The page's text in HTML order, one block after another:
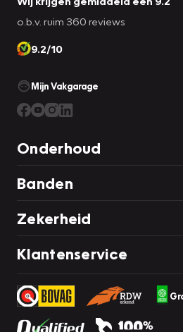
o.b.v. ruim 360 reviews
9.2/10
Mijn Vakgarage
Onderhoud
Banden
Zekerheid
Klantenservice